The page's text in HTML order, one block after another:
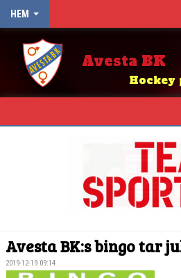
HEM
Avesta BK
ABK BINGO
Avesta BK:s bingo tar
2019-12-19 09:14